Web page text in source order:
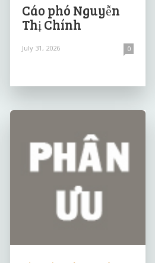
Cáo phó Nguyễn
Thị Chính
July 31, 2026 0